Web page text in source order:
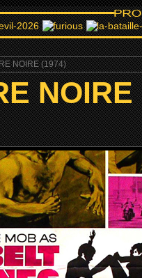
NOIRE (1974)
NOIRE